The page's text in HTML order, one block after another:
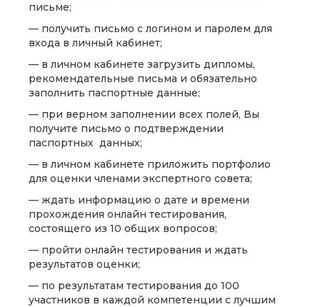
письме;
— получить письмо с логином и паролем для
входа в личный кабинет;
— в личном кабинете загрузить дипломы,
рекомендательные письма и обязательно
заполнить паспортные данные;
— при верном заполнении всех полей, Вы
получите письмо о подтверждении
паспортных данных;
— в личном кабинете приложить портфолио
для оценки членами экспертного совета;
— ждать информацию о дате и времени
прохождения онлайн тестирования,
состоящего из 10 общих вопросов;
— пройти онлайн тестирования и ждать
результатов оценки;
— по результатам тестирования до 100
участников в каждой компетенции с лучшим